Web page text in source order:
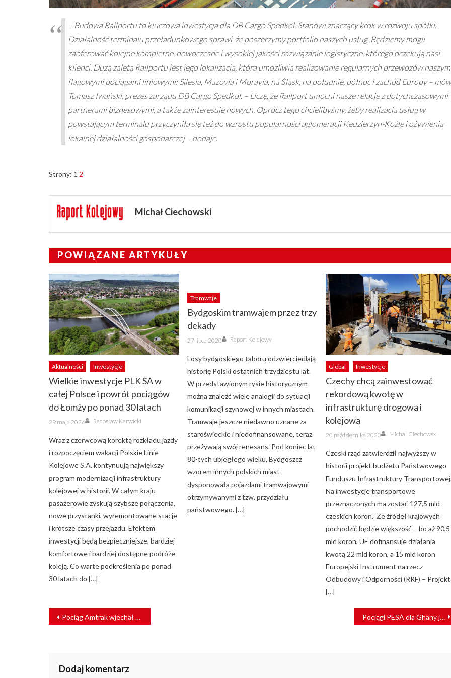
– Budowa Railportu to kluczowa inwestycja dla DB Cargo Spedkol. Stanowi znaczący krok w rozwoju spółki.
Działalność terminalu przeładunkowego sprawi, że poszerzymy portfolio naszych usług. Będziemy mogli
zaoferować kolejne kompletne, nowoczesne i wysokiej jakości rozwiązanie logistyczne, którego oczekują nasi
klienci. Dużą zaletą Railportu jest jego lokalizacja, która umożliwia realizowanie regularnych przewozów
flagowymi pociągami liniowymi: Silesia, Mazovia i Moravia, na Śląsk, na południe, północ i zachód Europy –
Tomasz Iwański, prezes zarządu DB Cargo Spedkol. – Liczę, że Railport umocni nasze relacje z dotychczasowymi
partnerami biznesowymi, a także zainteresuje nowych. Oprócz tego chcielibyśmy, żeby realizacja usług w
powstającym terminalu przyczyniła się też do wzrostu popularności aglomeracji Kędzierzyn-Koźle i ożywienia
lokalnej działalności gospodarczej – dodaje.
Strony: 1 2
Michał Ciechowski
POWIĄZANE ARTYKUŁY
Aktualności Inwestycje
Wielkie inwestycje PLK SA w
całej Polsce i powrót pociągów
do Łomży po ponad 30 latach
Posted
on
29 maja 2026 Author
Radosław Karwicki
Wraz z czerwcową korektą rozkładu jazdy
i rozpoczęciem wakacji Polskie Linie
Kolejowe S.A. kontynuują największy
program modernizacji infrastruktury
kolejowej w historii. W całym kraju
pasażerowie zyskują szybsze połączenia,
nowe przystanki, wyremontowane stacje
i krótsze czasy przejazdu. Efektem
inwestycji będą bezpieczniejsze, bardziej
komfortowe i bardziej dostępne podróże
koleją. Co warte podkreślenia po ponad
30 latach do […]
Tramwaje
Bydgoskim tramwajem przez trzy
dekady
Posted
on
27 lipca 2020 Author
Raport Kolejowy
Losy bydgoskiego taboru odzwierciedlają
historię Polski ostatnich trzydziestu lat.
W przedstawionym rysie historycznym
można znaleźć wiele analogii do sytuacji
komunikacji szynowej w innych miastach.
Tramwaje jeszcze niedawno uznane za
staroświeckie i niedofinansowane, teraz
przeżywają swój renesans. Pod koniec lat
80-tych ubiegłego wieku, Bydgoszcz
wzorem innych polskich miast
dysponowała pojazdami tramwajowymi
otrzymywanymi z tzw. przydziału
państwowego. […]
Global Inwestycje
Czechy chcą zainwestować
rekordową kwotę w
infrastrukturę drogową i
kolejową
Posted
on
20 października 2020 Author
Michał Ciechowski
Czeski rząd zatwierdził najwyższy w
historii projekt budżetu Państwowego
Funduszu Infrastruktury
Na inwestycje transportowe
przeznaczonych ma zostać 127,5 mld
czeskich koron. Ze źródeł krajowych
pochodzić będzie większość – bo aż 90,5
mld koron, UE dofinansuje działania
kwotą 22 mld koron, a 15 mld koron
Europejski Instrument na rzecz
Odbudowy i Odporności (RRF) – Projekt
[…]
NAWIGACJA
WPISU
Pociąg Amtrak wjechał w powalone drzewo [ZDJĘCIA] Pociągi PESA dla Ghany już z pasażerami! Linia Tema-Mpakadan uruchomiona
Dodaj komentarz